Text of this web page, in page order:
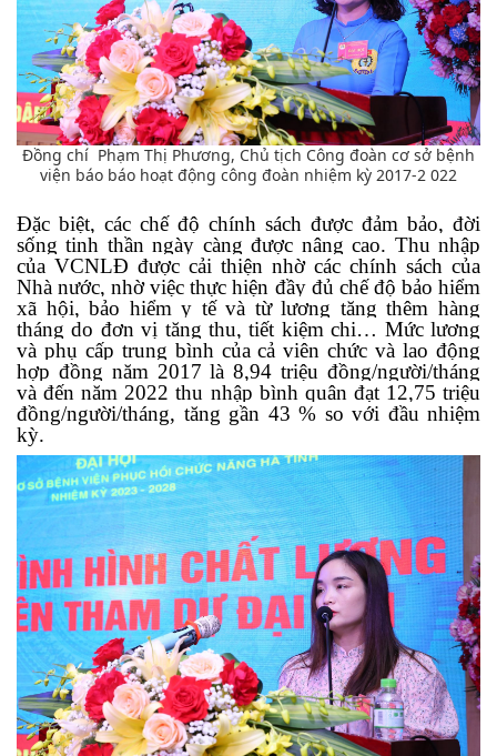
Đồng chí Phạm Thị Phương, Chủ tịch Công đoàn cơ sở bệnh
viện báo báo hoạt động công đoàn nhiệm kỳ 2017-2 022
Đặc biệt, các chế độ chính sách được đảm bảo, đời
sống tinh thần ngày càng được nâng cao. Thu nhập
của VCNLĐ được cải thiện nhờ các chính sách của
Nhà nước, nhờ việc thực hiện đầy đủ chế độ bảo hiểm
xã hội, bảo hiểm y tế và từ lương tăng thêm hàng
tháng do đơn vị tăng thu, tiết kiệm chi… Mức lương
và phụ cấp trung bình của cả viên chức và lao động
hợp đồng năm 2017 là 8,94 triệu đồng/người/tháng
và đến năm 2022 thu nhập bình quân đạt 12,75 triệu
đồng/người/tháng, tăng gần 43 % so với đầu nhiệm
kỳ.